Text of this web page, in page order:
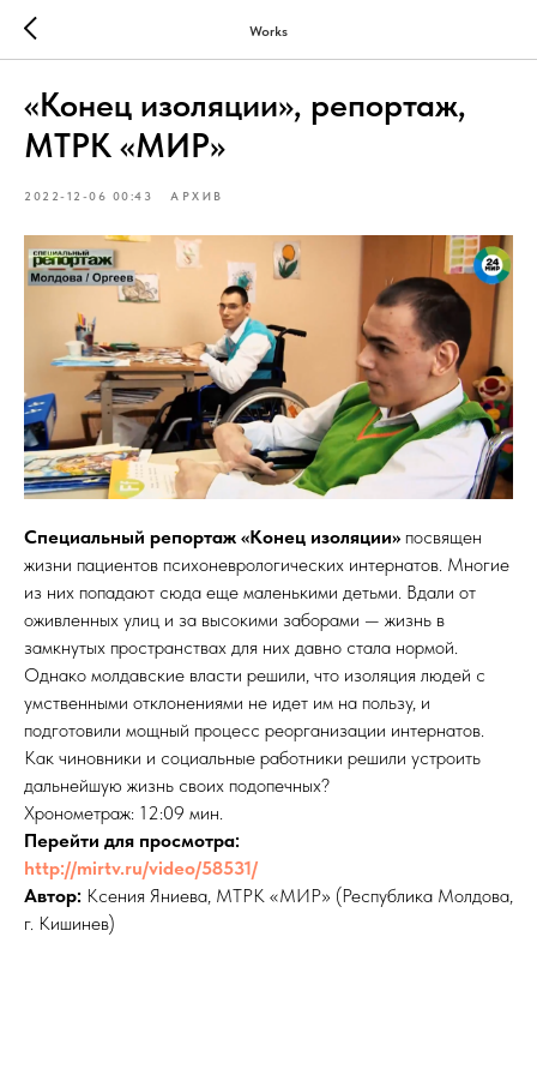
Works
«Конец изоляции», репортаж,
МТРК «МИР»
2022-12-06 00:43 АРХИВ
Специальный репортаж «Конец изоляции» посвящен
жизни пациентов психоневрологических интернатов. Многие
из них попадают сюда еще маленькими детьми. Вдали от
оживленных улиц и за высокими заборами — жизнь в
замкнутых пространствах для них давно стала нормой.
Однако молдавские власти решили, что изоляция людей с
умственными отклонениями не идет им на пользу, и
подготовили мощный процесс реорганизации интернатов.
Как чиновники и социальные работники решили устроить
дальнейшую жизнь своих подопечных?
Хронометраж: 12:09 мин.
Перейти для просмотра:
http://mirtv.ru/video/58531/
Автор: Ксения Яниева, МТРК «МИР» (Республика Молдова,
г. Кишинев)